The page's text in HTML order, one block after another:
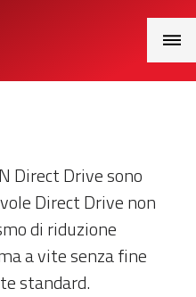
Menu
Direct Drive sono
Direct Drive non
di riduzione
a vite senza fine
standard.